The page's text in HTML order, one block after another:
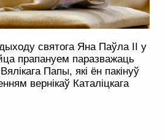
святога Яна Паўла ІІ у
прапануем паразважаць
Папы, які ён пакінуў
вернікаў Каталіцкага